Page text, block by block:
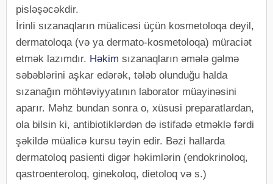
pisləşəcəkdir.
İrinli sızanaqların müalicəsi üçün kosmetoloqa deyil,
dermatoloqa (və ya dermato-kosmetoloqa) müraciət
etmək lazımdır. Həkim sızanaqların əmələ gəlmə
səbəblərini aşkar edərək, tələb olunduğu halda
sızanağın möhtəviyyatının laborator müayinəsini
aparır. Məhz bundan sonra o, xüsusi preparatlardan,
ola bilsin ki, antibiotiklərdən də istifadə etməklə fərdi
şəkildə müalicə kursu təyin edir. Bəzi hallarda
dermatoloq pasienti digər həkimlərin (endokrinoloq,
qastroenteroloq, ginekoloq, dietoloq və s.)